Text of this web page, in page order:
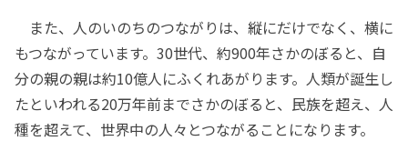
また、人のいのちのつながりは、縦にだけでなく、横に
もつながっています。30世代、約900年さかのぼると、自
分の親の親は約10億人にふくれあがります。人類が誕生し
たといわれる20万年前までさかのぼると、民族を超え、人
種を超えて、世界中の人々とつながることになります。